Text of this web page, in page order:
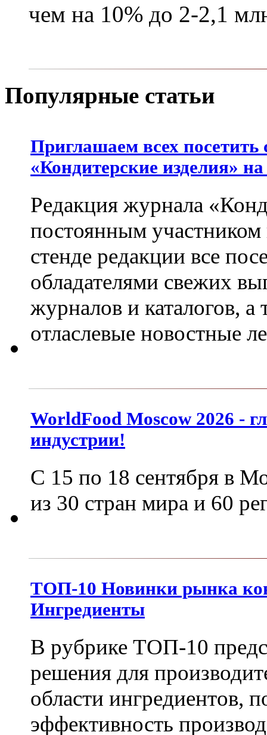
чем на 10% до 2-2,1
Популярные статьи
Приглашаем всех
«Кондитерские изделия»
Редакция журнала
постоянным
стенде редакции все
обладателями свежих
журналов и каталогов,
отласлевые новостные
WorldFood Moscow 2026 -
индустрии!
С 15 по 18 сентября в
из 30 стран мира и 60
ТОП-10 Новинки рынка
Ингредиенты
В рубрике ТОП-10
решения для
области ингредиентов,
эффективность